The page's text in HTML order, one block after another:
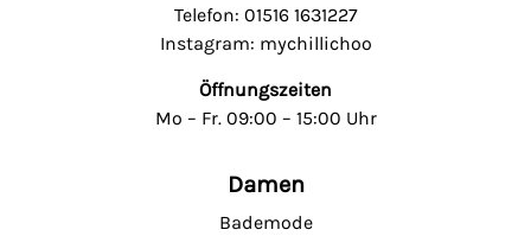
Telefon: 01516 1631227
Instagram: mychillichoo
Öffnungszeiten
Mo – Fr. 09:00 – 15:00 Uhr
Damen
Bademode